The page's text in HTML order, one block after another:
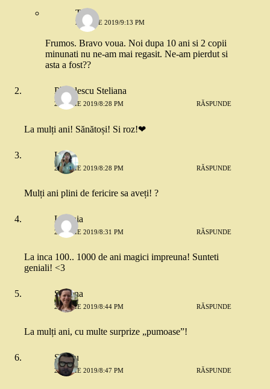
Tina
26 IULIE 2019/9:13 PM
Frumos. Bravo voua. Noi dupa 10 ani si 2 copii
minunati nu ne-am mai regasit. Ne-am pierdut si
asta a fost??
Pîrvulescu Steliana
25 IULIE 2019/8:28 PM RĂSPUNDE
La mulți ani! Sănătoși! Si roz!❤
Lilly
25 IULIE 2019/8:28 PM RĂSPUNDE
Mulți ani plini de fericire sa aveți! ?
Lavinia
25 IULIE 2019/8:31 PM RĂSPUNDE
La inca 100.. 1000 de ani magici impreuna! Sunteti
geniali! <3
Simona
25 IULIE 2019/8:44 PM RĂSPUNDE
La mulți ani, cu multe surprize „pumoase”!
Sergiu
25 IULIE 2019/8:47 PM RĂSPUNDE